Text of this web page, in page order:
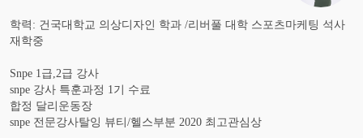
학력: 건국대학교 의상디자인 학과 /리버풀 대학 스포츠마케팅 석사
재학중
Snpe 1급,2급 강사
snpe 강사 특훈과정 1기 수료
합정 달리운동장
snpe 전문강사탈잉 뷰티/헬스부분 2020 최고관심상